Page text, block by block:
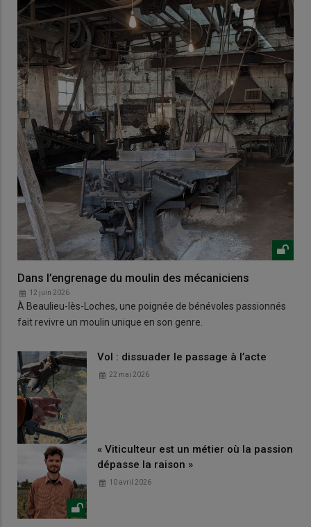
Dans l’engrenage du moulin des mécaniciens
12 juin 2026
À Beaulieu-lès-Loches, une poignée de bénévoles passionnés
fait revivre un moulin unique en son genre.
Vol : dissuader le passage à l’acte
22 mai 2026
« Viticulteur est un métier où la passion
dépasse la raison »
10 avril 2026